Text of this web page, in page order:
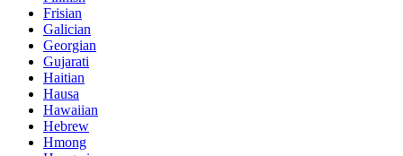
Frisian
Galician
Georgian
Gujarati
Haitian
Hausa
Hawaiian
Hebrew
Hmong